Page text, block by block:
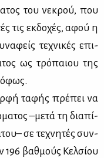
του νε­κρού, που
τις εκ­δο­χές, αφού η
τε­χνι­κές επι­
ως τρό­παιου της
τα­φής πρέ­πει να
–με­τά τη δια­πί­
σε τε­χνη­τές συν­
196 βαθ­μούς Κελ­σί­ου